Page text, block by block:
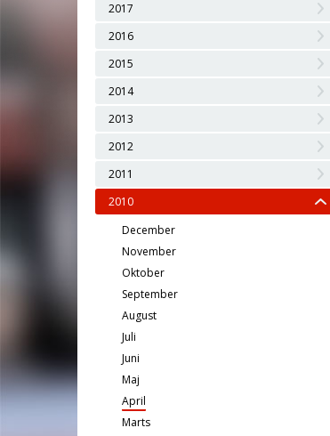
2017
2016
2015
2014
2013
2012
2011
2010
December
November
Oktober
September
August
Juli
Juni
Maj
April
Marts